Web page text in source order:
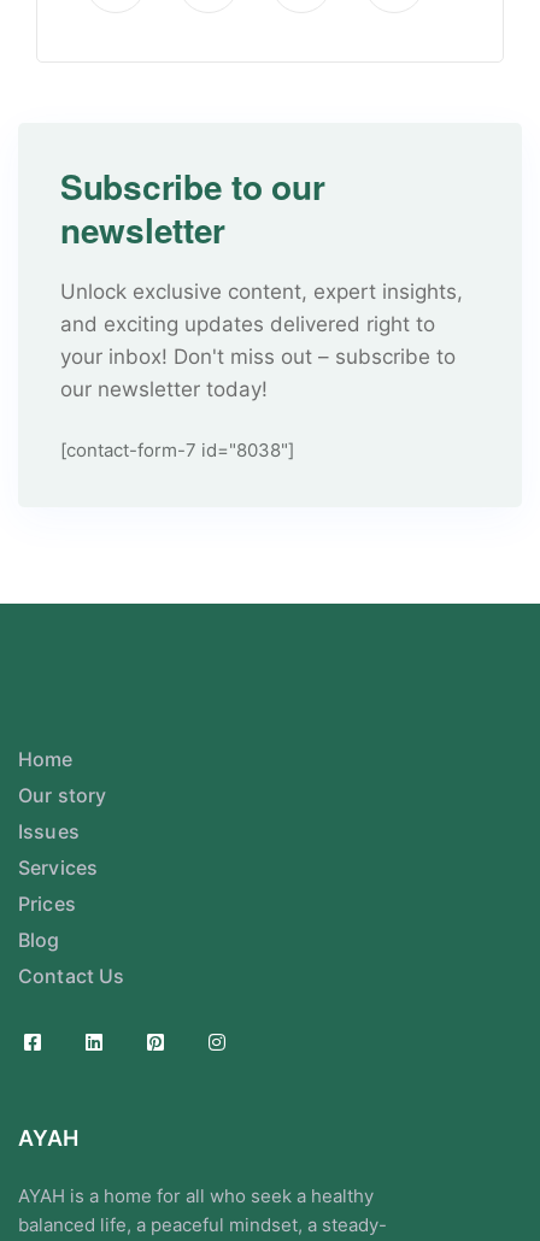
Subscribe to our
newsletter
Unlock exclusive content, expert insights,
and exciting updates delivered right to
your inbox! Don't miss out – subscribe to
our newsletter today!
[contact-form-7 id="8038"]
Home
Our story
Issues
Services
Prices
Blog
Contact Us
AYAH
AYAH is a home for all who seek a healthy
balanced life, a peaceful mindset, a steady-